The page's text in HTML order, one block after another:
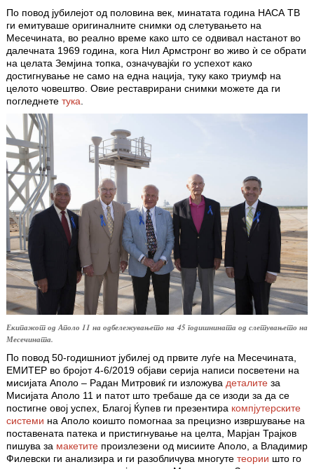
По повод јубилејот од половина век, минатата година НАСА ТВ
ги емитуваше оригиналните снимки од слетувањето на
Месечината, во реално време како што се одвивал настанот во
далечната 1969 година, кога Нил Армстронг во живо ѝ се обрати
на целата Земјина топка, означувајќи го успехот како
достигнување не само на една нација, туку како триумф на
целото човештво. Овие реставрирани снимки можете да ги
погледнете тука
Екипажот од Аполо 11 на одбележувањето на 45 годишнината од слетувањето на
Месечината.
По повод 50-годишниот јубилеј од првите луѓе на Месечината,
ЕМИТЕР во бројот 4-6/2019 објави серија написи посветени на
мисијата Аполо – Радан Митровиќ ги изложува деталите за
Мисијата Аполо 11 и патот што требаше да се изоди за да се
постигне овој успех, Благој Ќупев ги презентира компјутерските
системи на Аполо коишто помогнаа за прецизно извршување на
поставената патека и пристигнување на целта, Марјан Трајков
пишува за макетите произлезени од мисиите Аполо, а Владимир
Филевски ги анализира и ги разобличува многуте теории што го